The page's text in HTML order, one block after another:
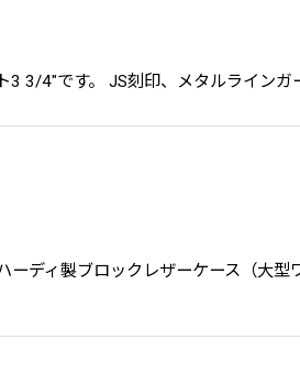
3 3/4"です。 JS刻印、メタルライン
ディ製ブロックレザーケース（大